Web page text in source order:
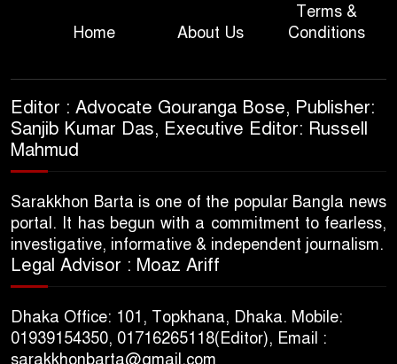
Home About Us
Terms &
Conditions
Editor : Advocate Gouranga Bose, Publisher:
Sanjib Kumar Das, Executive Editor: Russell
Mahmud
Sarakkhon Barta is one of the popular Bangla news
portal. It has begun with a commitment to fearless,
investigative, informative & independent journalism.
Legal Advisor : Moaz Ariff
Dhaka Office: 101, Topkhana, Dhaka. Mobile:
01939154350, 01716265118(Editor), Email :
sarakkhonbarta@gmail.com